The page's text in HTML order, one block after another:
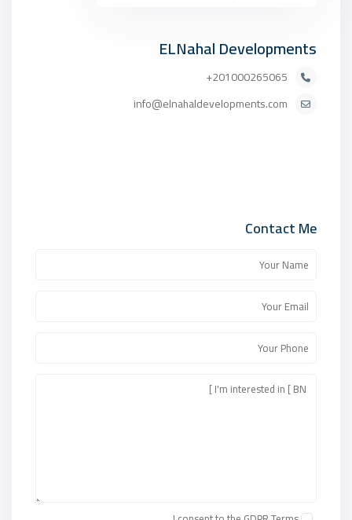
ELNahal Developments
201000265065+
info@elnahaldevelopments.com
Contact Me